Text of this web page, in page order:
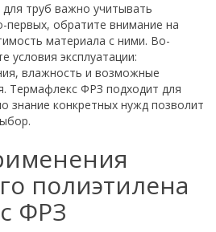
труб важно учитывать
первых, обратите внимание на
материала с ними. Во-
условия эксплуатации:
влажность и возможные
Термафлекс ФРЗ подходит для
знание конкретных нужд позволит
полиэтилена
ФРЗ